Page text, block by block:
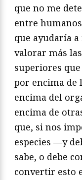
que no me
entre
que ayudaría
valorar más
superiores
por encima de
encima del
encima de
que, si nos
especies —y
sabe, o debe
convertir esto